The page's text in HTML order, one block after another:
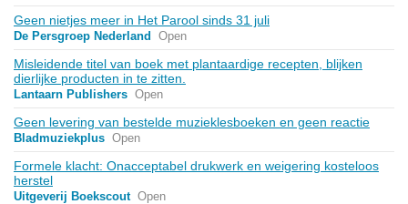
Geen nietjes meer in Het Parool sinds 31 juli
De Persgroep Nederland Open
Misleidende titel van boek met plantaardige recepten, blijken
dierlijke producten in te zitten.
Lantaarn Publishers Open
Geen levering van bestelde muzieklesboeken en geen reactie
Bladmuziekplus Open
Formele klacht: Onacceptabel drukwerk en weigering kosteloos
herstel
Uitgeverij Boekscout Open